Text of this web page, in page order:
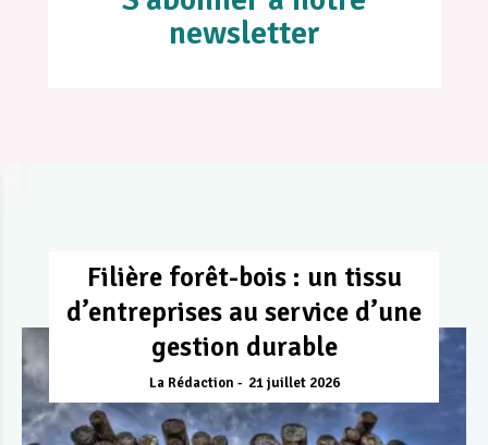
newsletter
Filière forêt-bois : un tissu
d’entreprises au service d’une
gestion durable
La Rédaction 21 juillet 2026